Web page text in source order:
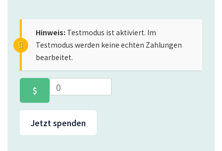
Hinweis: Testmodus ist aktiviert. Im
Testmodus werden keine echten Zahlungen
bearbeitet.
$ 0
Jetzt spenden